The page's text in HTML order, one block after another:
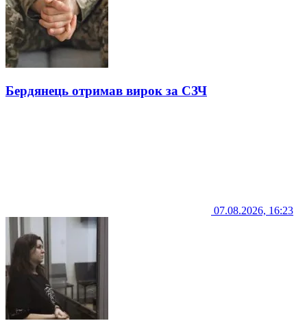
Бердянець отримав вирок за СЗЧ
07.08.2026, 16:23